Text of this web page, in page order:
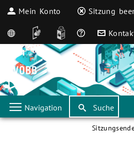
Mein Konto Sitzung
English DGS Leichte Sprache
Häufige
Navigation Suche